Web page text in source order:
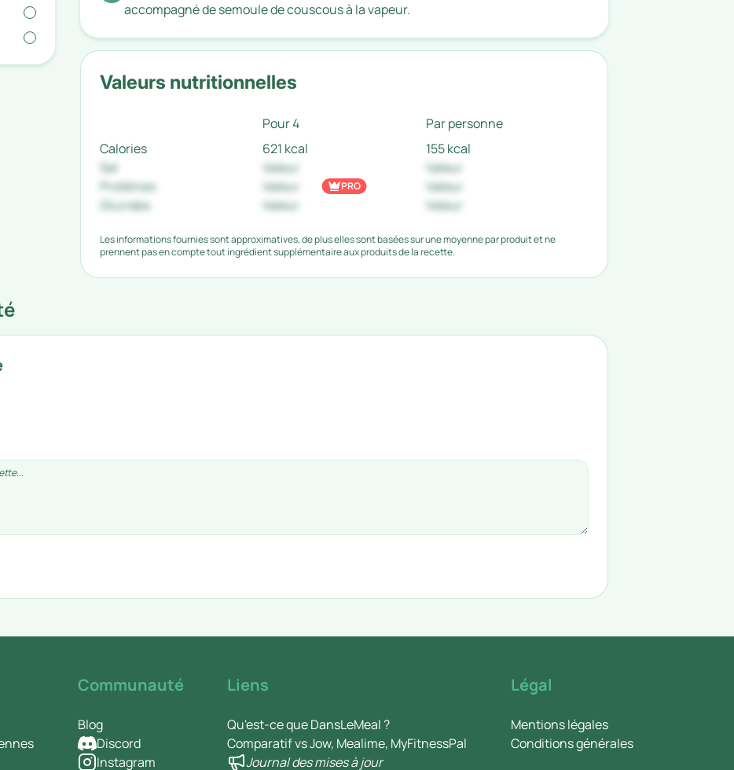
accompagné de semoule de couscous à la vapeur.
Valeurs nutritionnelles
Pour 4
Par personne
Calories
621 kcal
155 kcal
Sel
Valeur
Valeur
Protéines
Valeur
Valeur
Glucides
Valeur Valeur
PRO
Les informations fournies sont approximatives, de plus elles sont basées sur une moyenne par produit et ne
prennent pas en compte tout ingrédient supplémentaire aux produits de la recette.
Communauté
Blog
Discord
Instagram
Liens
Qu'est-ce que DansLeMeal ?
Comparatif vs Jow, Mealime, MyFitnessPal
Journal des mises à jour
Légal
Mentions légales
Conditions générales